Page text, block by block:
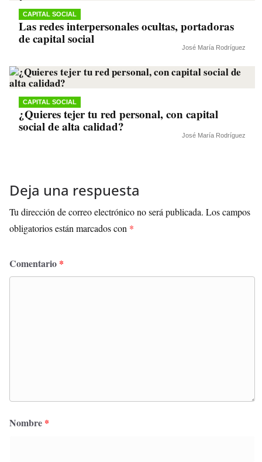
CAPITAL SOCIAL
Las redes interpersonales ocultas, portadoras
de capital social
José María Rodríguez
CAPITAL SOCIAL
¿Quieres tejer tu red personal, con capital
social de alta calidad?
José María Rodríguez
Deja una respuesta
Tu dirección de correo electrónico no será publicada. Los campos
obligatorios están marcados con *
Comentario *
Nombre *